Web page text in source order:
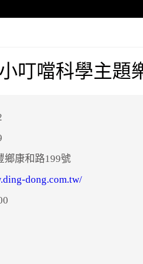
叮噹科學主題
康和路199號
dong.com.tw/